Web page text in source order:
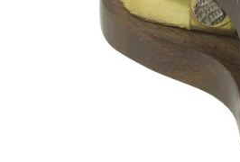
Barci, vapoare, ambarcatiuni
Decoratiuni care se agata